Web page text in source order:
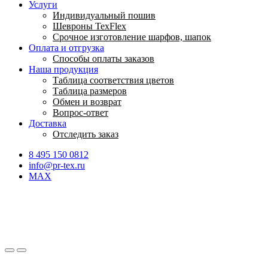
Услуги
Индивидуальный пошив
Шевроны TexFlex
Срочное изготовление шарфов, шапок
Оплата и отгрузка
Способы оплаты заказов
Наша продукция
Таблица соответствия цветов
Таблица размеров
Обмен и возврат
Вопрос-ответ
Доставка
Отследить заказ
8 495 150 0812
info@pr-tex.ru
MAX